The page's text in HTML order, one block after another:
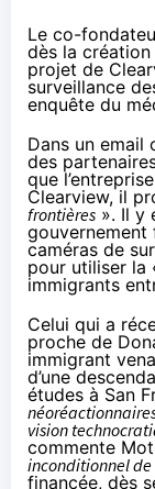
Le co-
dès la création
projet de
surveillance
enquête du
Dans un email
des
que
Clearview, il
frontières ». Il y
gouvernement
caméras de
pour utiliser la
immigrants
Celui qui a
proche de
immigrant
d’une
études à San
vision
commente
inconditionnel de
financée, dès